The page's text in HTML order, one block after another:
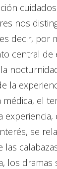
nos
decir, por
central
la
el
se
las
los